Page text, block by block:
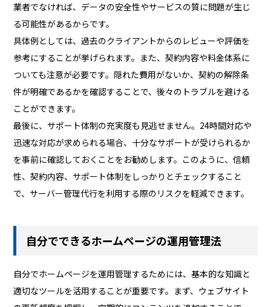
業者でなければ、データの安全性やサービスの質に問題が生じ
る可能性があるからです。
具体例としては、過去のクライアントからのレビューや評価を
参考にすることが挙げられます。また、契約内容や料金体系に
ついても注意が必要です。隠れた費用がないか、契約の解除条
件が明確であるかを確認することで、後々のトラブルを避ける
ことができます。
最後に、サポート体制の充実度も見逃せません。24時間対応や
迅速な対応が求められる場合、十分なサポートが受けられるか
を事前に確認しておくことをお勧めします。このように、信頼
性、契約内容、サポート体制をしっかりとチェックすること
で、サーバー管理代行を利用する際のリスクを軽減できます。
自分でできるホームページの運用管理法
自分でホームページを運用管理するためには、基本的な知識と
適切なツールを活用することが重要です。まず、ウェブサイト